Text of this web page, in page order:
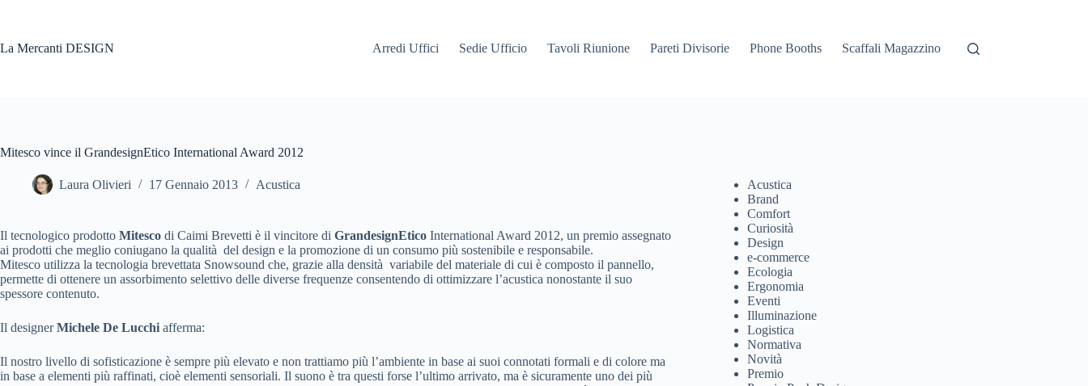
La Mercanti DESIGN
Arredi Uffici Sedie Ufficio Tavoli Riunione Pareti Divisorie Phone Booths Scaffali Magazzino
Mitesco vince il GrandesignEtico International Award 2012
Laura Olivieri 17 Gennaio 2013 Acustica
Il tecnologico prodotto Mitesco di Caimi Brevetti è il vincitore di GrandesignEtico International Award 2012, un premio assegnato
ai prodotti che meglio coniugano la qualità del design e la promozione di un consumo più sostenibile e responsabile.
Mitesco utilizza la tecnologia brevettata Snowsound che, grazie alla densità variabile del materiale di cui è composto il pannello,
permette di ottenere un assorbimento selettivo delle diverse frequenze consentendo di ottimizzare l’acustica nonostante il suo
spessore contenuto.
Il designerMichele De Lucchi afferma:
Il nostro livello di sofisticazione è sempre più elevato e non trattiamo più l’ambiente in base ai suoi connotati formali e di colore ma
in base a elementi più raffinati, cioè elementi sensoriali. Il suono è tra questi forse l’ultimo arrivato, ma è sicuramente uno dei più
Acustica
Brand
Comfort
Curiosità
Design
e-commerce
Ecologia
Ergonomia
Eventi
Illuminazione
Logistica
Normativa
Novità
Premio